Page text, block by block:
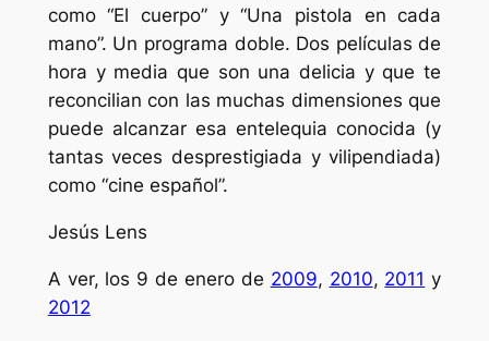
como “El cuerpo” y “Una pistola en cada
mano”. Un programa doble. Dos películas de
hora y media que son una delicia y que te
reconcilian con las muchas dimensiones que
puede alcanzar esa entelequia conocida (y
tantas veces desprestigiada y vilipendiada)
como “cine español”.
Jesús Lens
A ver, los 9 de enero de 2009, 2010, 2011 y
2012